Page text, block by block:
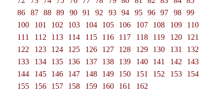
86
87 88 89 90 91 92 93 94 95 96 97 98
99
100
101 102 103 104 105 106 107 108 109
110
111
112 113 114 115 116 117 118 119 120
121
122
123 124 125 126 127 128 129 130 131
132
133
134 135 136 137 138 139 140 141 142
143
144
145 146 147 148 149 150 151 152 153
154
155
156 157 158 159 160 161 162